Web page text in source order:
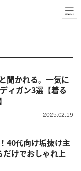
聞かれる。一気に
ィガン3選【着る
2025.02.19
40代向け垢抜け主
けでおしゃれ上